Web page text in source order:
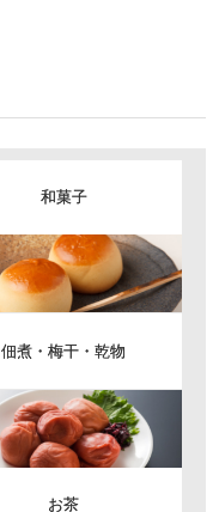
和菓子
佃煮・梅干・乾物
お茶